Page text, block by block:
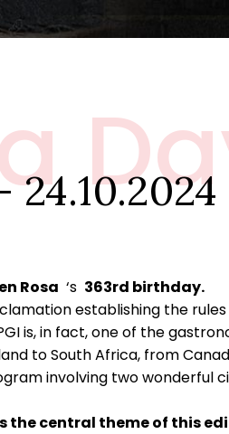
Rosa ‘s 363rd birthday.
establishing the
is, in fact, one of the
to South Africa, from
involving two wonderful
central theme of this